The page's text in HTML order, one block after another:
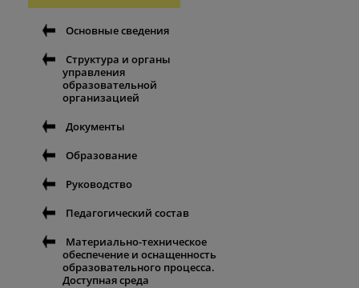
Основные сведения
Структура и органы
управления
образовательной
организацией
Документы
Образование
Руководство
Педагогический состав
Материально-техническое
обеспечение и оснащенность
образовательного процесса.
Доступная среда